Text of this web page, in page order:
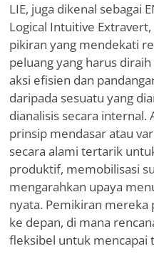
LIE, juga dikenal sebagai
Logical Intuitive
pikiran yang mendekati
peluang yang harus
aksi efisien dan
daripada sesuatu yang
dianalisis secara internal.
prinsip mendasar atau
secara alami tertarik
produktif, memobilisasi
mengarahkan upaya
nyata. Pemikiran
ke depan, di mana
fleksibel untuk mencapai